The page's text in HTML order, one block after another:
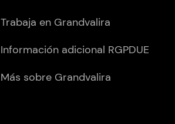
Trabaja en Grandvalira
Información adicional RGPDUE
Más sobre Grandvalira